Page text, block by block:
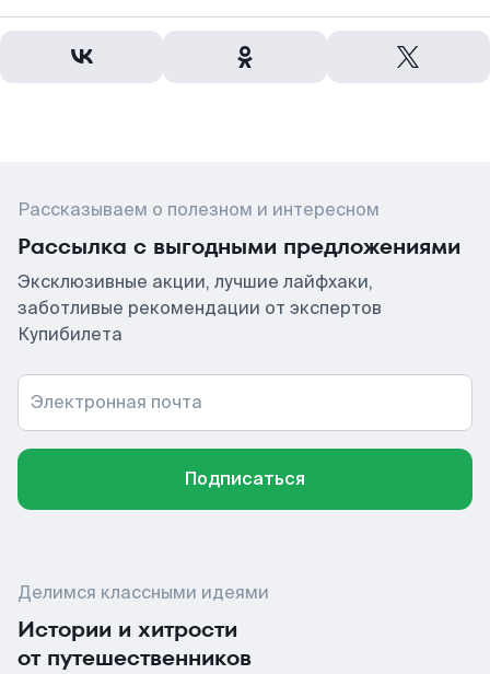
Рассказываем о полезном и интересном
Рассылка с выгодными предложениями
Эксклюзивные акции, лучшие лайфхаки,
заботливые рекомендации от экспертов
Купибилета
Электронная почта
Подписаться
Делимся классными идеями
Истории и хитрости
от путешественников